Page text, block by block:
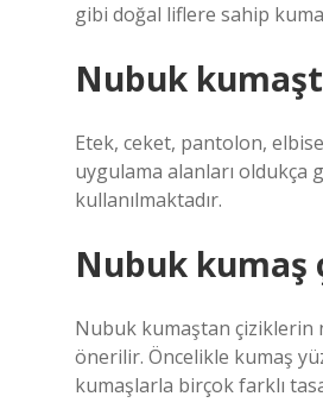
gibi doğal liflere sahip
Nubuk
Etek, ceket, pantolon,
uygulama alanları oldukça
kullanılmaktadır.
Nubuk kumaş
Nubuk kumaştan çiziklerin
önerilir. Öncelikle kumaş
kumaşlarla birçok farklı